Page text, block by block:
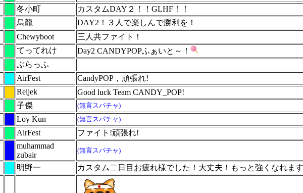
冬小町
カスタムDAY２！！GLHF！！
烏龍
DAY2！３人で楽しんで勝利を！
Chewyboot
三人共ファイト！
てってれけ
Day2 CANDYPOPふぁいと～！
ぶらっふ
AirFest
CandyPOP，頑張れ!
Reijek
Good luck Team CANDY_POP!
子傑 (無言スパチャ)
Loy Kun (無言スパチャ)
AirFest ファイト!頑張れ!
muhammad
zubair
(無言スパチャ)
明野一 カスタム二日目お疲れ様でした！大丈夫！もっと強くなれま